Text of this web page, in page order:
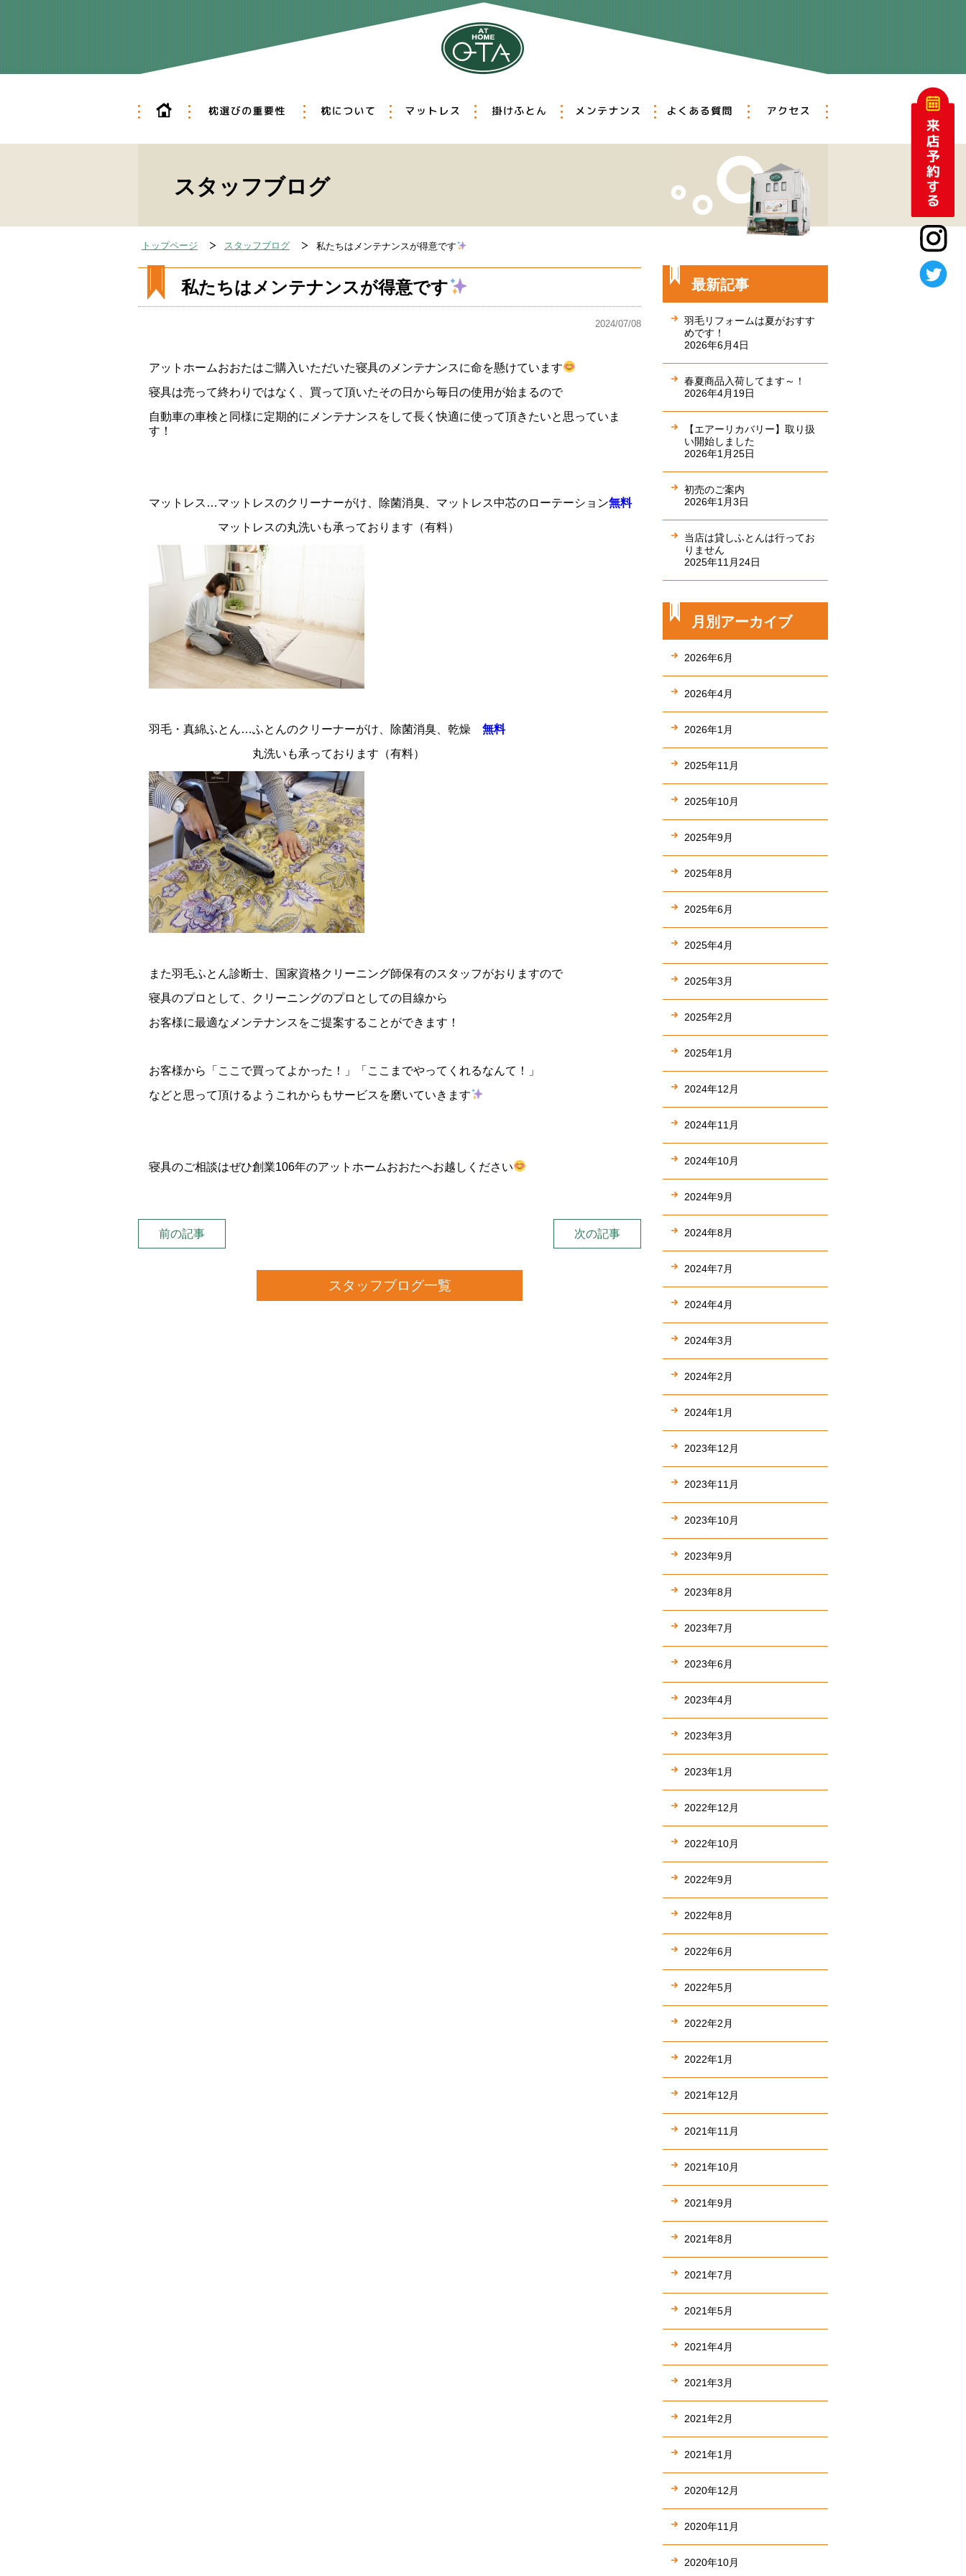
ホーム 枕選びの重要性 枕について マットレス 掛けふとん メンテナンス よくある質問 アクセス
スタッフブログ
トップページ スタッフブログ 私たちはメンテナンスが得意です
私たちはメンテナンスが得意です
2024/07/08
アットホームおおたはご購入いただいた寝具のメンテナンスに命を懸けています
寝具は売って終わりではなく、買って頂いたその日から毎日の使用が始まるので
自動車の車検と同様に定期的にメンテナンスをして長く快適に使って頂きたいと思っていま
す！
マットレス…マットレスのクリーナーがけ、除菌消臭、マットレス中芯のローテーション無料
マットレスの丸洗いも承っております（有料）
羽毛・真綿ふとん…ふとんのクリーナーがけ、除菌消臭、乾燥 無料
丸洗いも承っております（有料）
また羽毛ふとん診断士、国家資格クリーニング師保有のスタッフがおりますので
寝具のプロとして、クリーニングのプロとしての目線から
お客様に最適なメンテナンスをご提案することができます！
お客様から「ここで買ってよかった！」「ここまでやってくれるなんて！」
などと思って頂けるよう これからもサービスを磨いていきます
寝具のご相談はぜひ創業106年のアットホームおおたへお越しください
次の記事
前の記事
スタッフブログ一覧
最新記事
羽毛リフォームは夏がおすす
めです！
2026年6月4日
春夏商品入荷してます～！
2026年4月19日
【エアーリカバリー】取り扱
い開始しました
2026年1月25日
初売のご案内
2026年1月3日
当店は貸しふとんは行ってお
りません
2025年11月24日
月別アーカイブ
2026年6月
2026年4月
2026年1月
2025年11月
2025年10月
2025年9月
2025年8月
2025年6月
2025年4月
2025年3月
2025年2月
2025年1月
2024年12月
2024年11月
2024年10月
2024年9月
2024年8月
2024年7月
2024年4月
2024年3月
2024年2月
2024年1月
2023年12月
2023年11月
2023年10月
2023年9月
2023年8月
2023年7月
2023年6月
2023年4月
2023年3月
2023年1月
2022年12月
2022年10月
2022年9月
2022年8月
2022年6月
2022年5月
2022年2月
2022年1月
2021年12月
2021年11月
2021年10月
2021年9月
2021年8月
2021年7月
2021年5月
2021年4月
2021年3月
2021年2月
2021年1月
2020年12月
2020年11月
2020年10月